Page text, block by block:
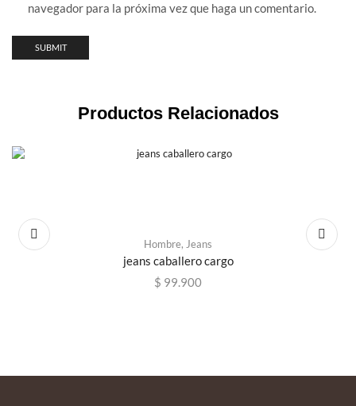
navegador para la próxima vez que haga un comentario.
Productos Relacionados
Hombre, Jeans
jeans caballero cargo
$ 99.900